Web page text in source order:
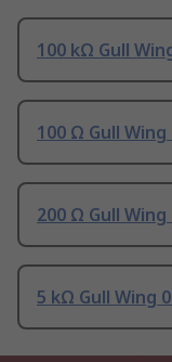
100 kΩ Gull
100 Ω Gull
200 Ω Gull
5 kΩ Gull Wing